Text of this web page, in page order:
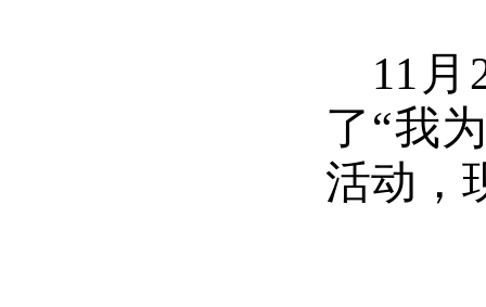
11
了“我
活动，